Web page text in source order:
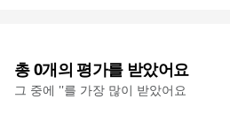
총0개의 평가를 받았어요
그 중에 ''를 가장 많이 받았어요